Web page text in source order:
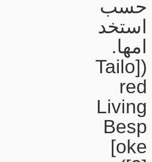
حسب
استخد
امها.
([Tailo
red
Living
Besp
oke]